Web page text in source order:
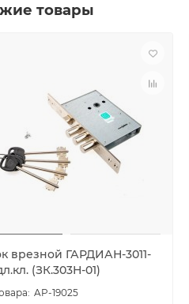
товары
врезной ГАРДИАН-3011-
(ЗК.303Н-01)
AP-19025